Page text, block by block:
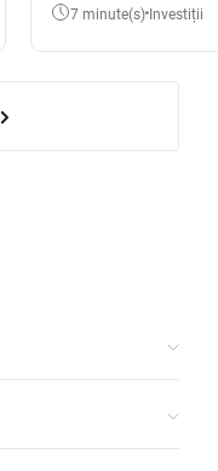
7 minute(s) Investiții